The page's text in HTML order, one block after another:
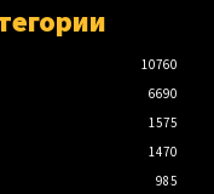
10760
6690
1575
1470
985